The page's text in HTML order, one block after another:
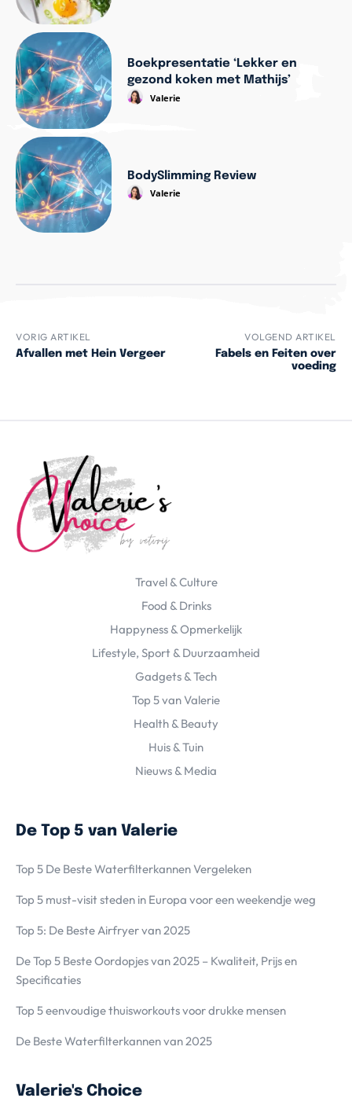
Boekpresentatie ‘Lekker en
gezond koken met Mathijs’
Valerie
BodySlimming Review
Valerie
VORIG ARTIKEL
Afvallen met Hein Vergeer
VOLGEND ARTIKEL
Fabels en Feiten over
voeding
Travel & Culture
Food & Drinks
Happyness & Opmerkelijk
Lifestyle, Sport & Duurzaamheid
Gadgets & Tech
Top 5 van Valerie
Health & Beauty
Huis & Tuin
Nieuws & Media
De Top 5 van Valerie
Top 5 De Beste Waterfilterkannen Vergeleken
Top 5 must-visit steden in Europa voor een weekendje weg
Top 5: De Beste Airfryer van 2025
De Top 5 Beste Oordopjes van 2025 – Kwaliteit, Prijs en
Specificaties
Top 5 eenvoudige thuisworkouts voor drukke mensen
De Beste Waterfilterkannen van 2025
Valerie's Choice